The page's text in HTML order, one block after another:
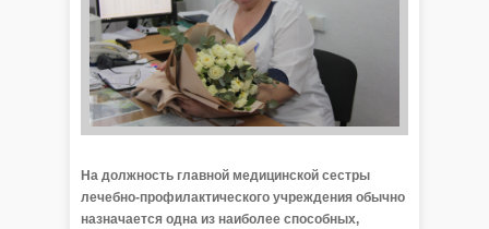
На должность главной медицинской сестры
лечебно-профилактического учреждения обычно
назначается одна из наиболее способных,